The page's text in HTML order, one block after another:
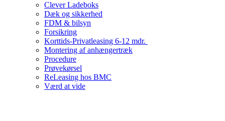
Clever Ladeboks
Dæk og sikkerhed
FDM & bilsyn
Forsikring
Korttids-Privatleasing 6-12 mdr.
Montering af anhængertræk
Procedure
Prøvekørsel
ReLeasing hos BMC
Værd at vide